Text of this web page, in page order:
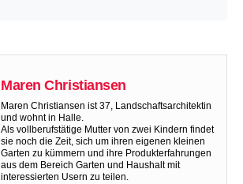
Maren Christiansen
Maren Christiansen ist 37, Landschaftsarchitektin
und wohnt in Halle.
Als vollberufstätige Mutter von zwei Kindern findet
sie noch die Zeit, sich um ihren eigenen kleinen
Garten zu kümmern und ihre Produkterfahrungen
aus dem Bereich Garten und Haushalt mit
interessierten Usern zu teilen.